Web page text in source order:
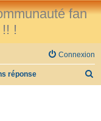
fan
!
Connexion
réponse